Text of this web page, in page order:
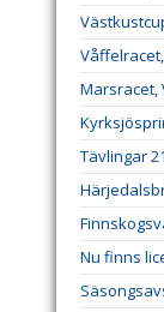
Marsracet,
Tävlingar
Nu finns